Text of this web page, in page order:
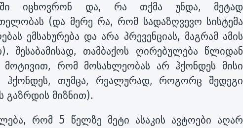
იცხოვრონ და, რა თქმა უნდა, მეტად
(და მერე რა, რომ სადაზღვევო სისტემა
ემსახურება და არა პრევენციას, მაგრამ ამის
შესაბამისად, თამბაქოს ღირებულება წლიდან
რომ მოსახლეობას არ ჰქონდეს მისი
ჰქონდეს, თუმცა, რეალურად, როგორც შედეგი
გაზრდის მიზნით).
რომ 5 წელზე მეტი ასაკის ავტოები აღარ